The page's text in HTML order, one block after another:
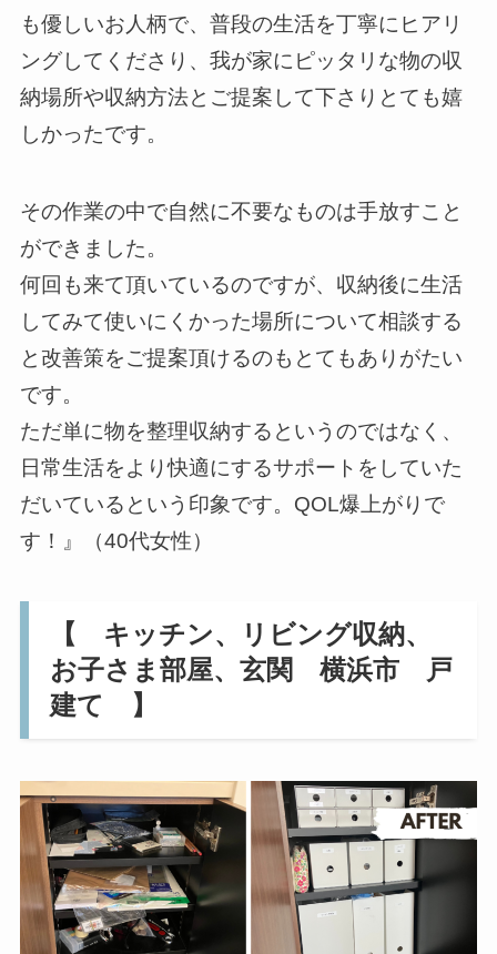
も優しいお人柄で、普段の生活を丁寧にヒアリ
ングしてくださり、我が家にピッタリな物の収
納場所や収納方法とご提案して下さりとても嬉
しかったです。
その作業の中で自然に不要なものは手放すこと
ができました。
何回も来て頂いているのですが、収納後に生活
してみて使いにくかった場所について相談する
と改善策をご提案頂けるのもとてもありがたい
です。
ただ単に物を整理収納するというのではなく、
日常生活をより快適にするサポートをしていた
だいているという印象です。QOL爆上がりで
す！』（40代女性）
【 キッチン、リビング収納、
お子さま部屋、玄関 横浜市 戸
建て 】